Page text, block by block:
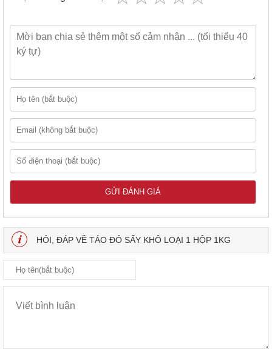
HỎI, ĐÁP VỀ TÁO ĐỎ SẤY KHÔ LOẠI 1 HỘP 1KG